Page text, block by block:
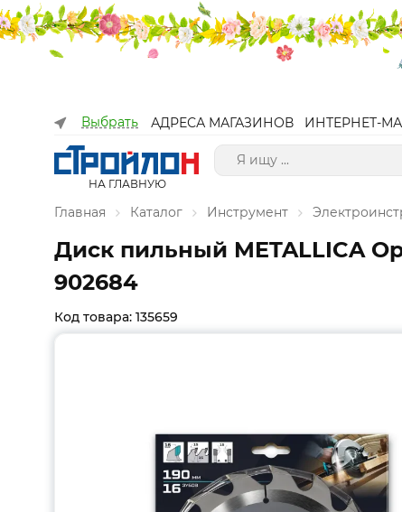
Выбрать АДРЕСА МАГАЗИНОВ ИНТЕРНЕТ-
НА ГЛАВНУЮ
Главная Каталог Инструмент
Диск пильный METALLICA
902684
Код товара: 135659